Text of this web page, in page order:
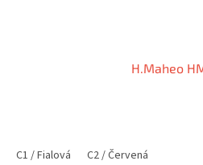
H.Maheo
C1 / Fialová C2 / Červená